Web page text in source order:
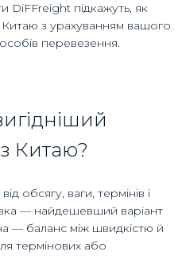
DiFFreight підкажуть, як
з урахуванням вашого
перевезення.
Китаю?
обсягу, ваги, термінів і
— найдешевший варіант
— баланс між швидкістю й
термінових або